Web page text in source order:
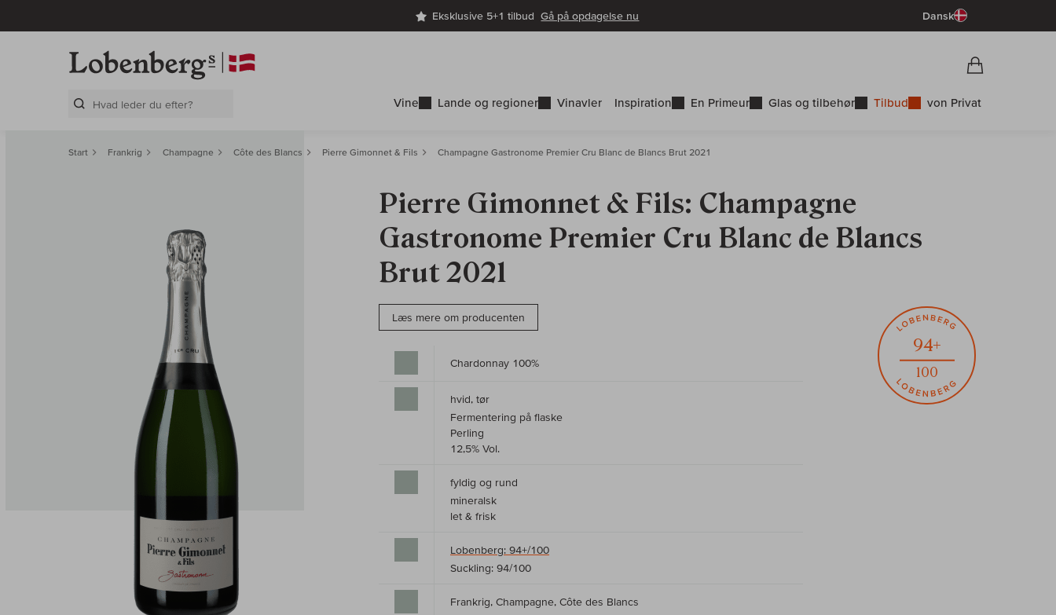
Eksklusive 5+1 tilbudGå på opdagelse nu Dansk
Vine Lande og regioner Vinavler Inspiration En Primeur Glas og tilbehør Tilbud von Privat
Start Frankrig Champagne Côte des Blancs Pierre Gimonnet & Fils Champagne Gastronome Premier Cru Blanc de Blancs Brut 2021
Pierre Gimonnet & Fils: Champagne
Gastronome Premier Cru Blanc de Blancs
Brut 2021
Læs mere om producenten
94+
100
Chardonnay 100%
hvid, tør
Fermentering på flaske
Perling
12,5% Vol.
fyldig og rund
mineralsk
let & frisk
Lobenberg: 94+/100
Suckling: 94/100
Frankrig, Champagne, Côte des Blancs